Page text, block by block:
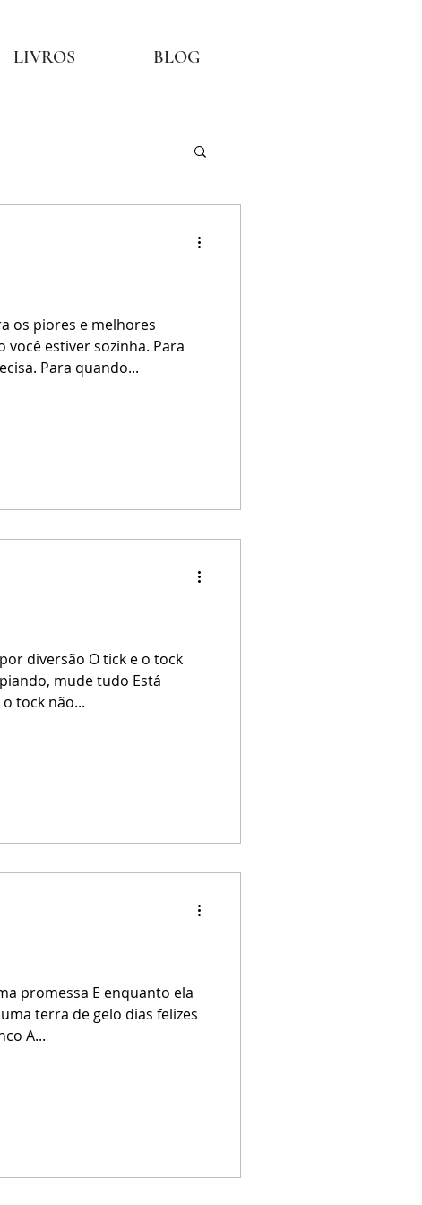
LIVROS BLOG
os piores e melhores
estiver sozinha. Para
Para quando...
diversão O tick e o tock
mude tudo Está
tock não...
promessa E enquanto ela
terra de gelo dias felizes
A...